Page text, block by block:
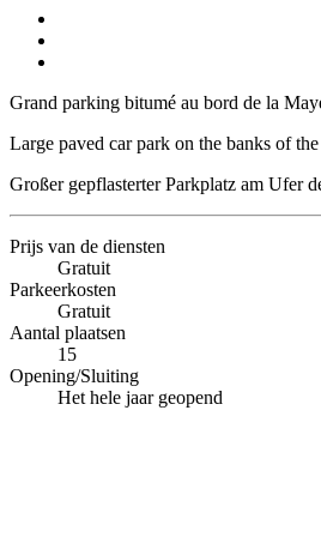
Grand parking bitumé au bord de la
Large paved car park on the banks of
Großer gepflasterter Parkplatz am Ufer
Prijs van de diensten
Gratuit
Parkeerkosten
Gratuit
Aantal plaatsen
15
Opening/Sluiting
Het hele jaar geopend